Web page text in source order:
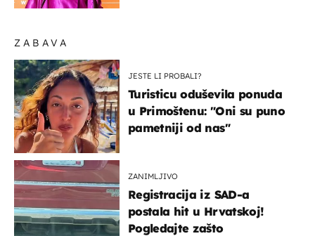
ZABAVA
JESTE LI PROBALI?
Turisticu oduševila ponuda
u Primoštenu: "Oni su puno
pametniji od nas"
ZANIMLJIVO
Registracija iz SAD-a
postala hit u Hrvatskoj!
Pogledajte zašto